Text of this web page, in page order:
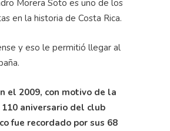
Morera Soto es uno de los
en la historia de Costa Rica.
y eso le permitió llegar al
el 2009, con motivo de la
aniversario del club
fue recordado por sus 68